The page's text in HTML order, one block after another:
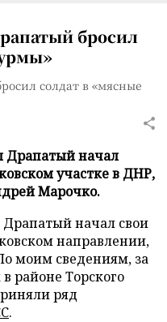
бросил
солдат в «мясные
Драпатый начал
участке в ДНР,
Марочко.
начал свои
направлении,
моим сведениям, за
районе Торского
ряд
.